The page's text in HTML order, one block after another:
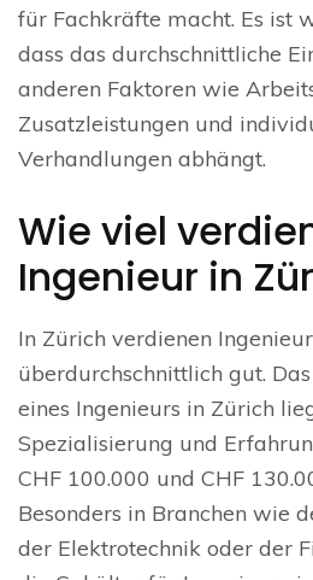
für Fachkräfte macht. Es ist
dass das durchschnittliche
anderen Faktoren wie
Zusatzleistungen und
Verhandlungen abhängt.
Wie viel
Ingenieur in
In Zürich verdienen
überdurchschnittlich gut.
eines Ingenieurs in Zürich
Spezialisierung und
CHF 100.000 und CHF
Besonders in Branchen wie
der Elektrotechnik oder der